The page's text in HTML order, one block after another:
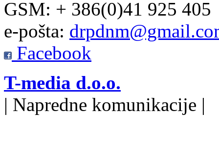
GSM: + 386(0)41 925 405
e-pošta:
Facebook
T-media d.o.o.
| Napredne komunikacije |